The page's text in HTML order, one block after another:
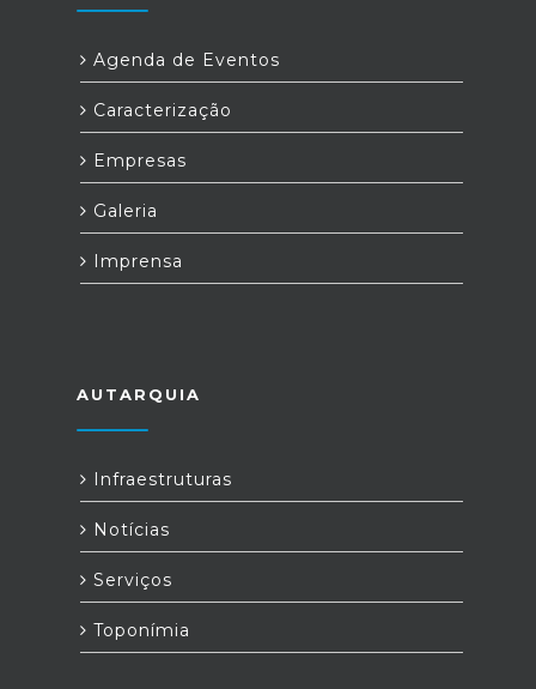
Agenda de Eventos
Caracterização
Empresas
Galeria
Imprensa
AUTARQUIA
Infraestruturas
Notícias
Serviços
Toponímia